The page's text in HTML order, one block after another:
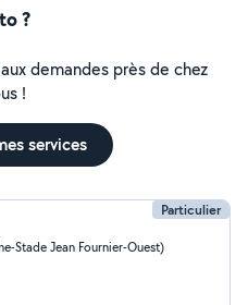
?
demandes près de chez
!
services
Particulier
Stade Jean Fournier-Ouest)